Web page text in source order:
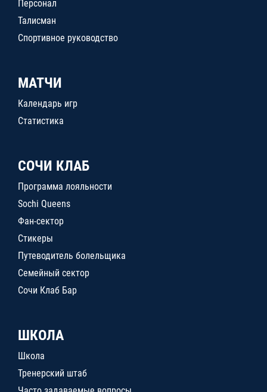
Персонал
Талисман
Спортивное руководство
МАТЧИ
Календарь игр
Статистика
СОЧИ КЛАБ
Программа лояльности
Sochi Queens
Фан-сектор
Стикеры
Путеводитель болельщика
Семейный сектор
Сочи Клаб Бар
ШКОЛА
Школа
Тренерский штаб